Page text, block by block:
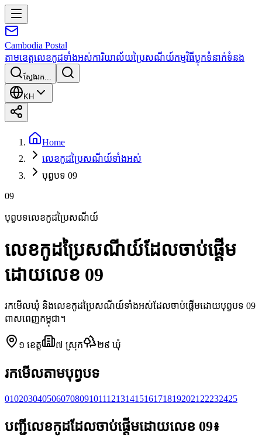
Cambodia Postal
តាមខេត្តលេខកូដទាំងអស់ការិយាល័យប្រៃសណីយ៍កម្មវិធីប្លុកទំនាក់ទំនង
ស្វែងរក...
KH
Home
លេខកូដប្រៃសណីយ៍ទាំងអស់
បុព្វបទ 09
09
បុព្វបទលេខកូដប្រៃសណីយ៍
លេខកូដប្រៃសណីយ៍ដែលចាប់ផ្តើម
ដោយលេខ 09
រកមើលឃុំ និងលេខកូដប្រៃសណីយ៍ទាំងអស់ដែលចាប់ផ្តើមដោយបុព្វបទ 09
ពាសពេញកម្ពុជា។
១ ខេត្ត ៧ ស្រុក ២៩ ឃុំ
រកមើលតាមបុព្វបទ
010203040506070809101112131415161718192021 22232425
បញ្ជីលេខកូដដែលចាប់ផ្តើមដោយលេខ 09៖